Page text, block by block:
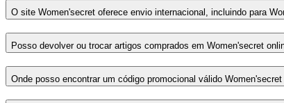
O site Women'secret oferece envio internacional, incluindo para
Posso devolver ou trocar artigos comprados em Women'secret
Onde posso encontrar um código promocional válido